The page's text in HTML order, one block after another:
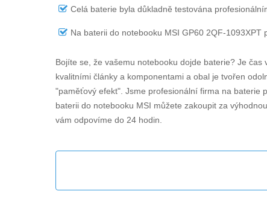
Celá baterie byla důkladně testována
Na baterii do notebooku MSI GP60 2QF-1093XPT
Bojíte se, že vašemu notebooku dojde baterie? Je čas
kvalitními články a komponentami a obal je tvořen
"paměťový efekt". Jsme profesionální firma na baterie
baterii do notebooku MSI můžete zakoupit za
vám odpovíme do 24 hodin.